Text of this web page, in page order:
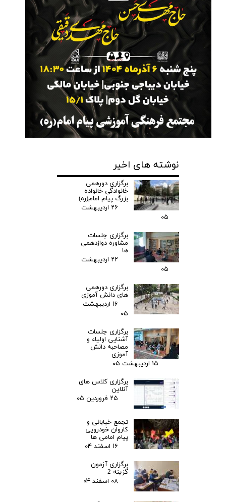
نوشته های اخیر
برگزاری دورهمی
خانوادگی خانواده
بزرگ پیام امام(ره)
۲۶ اردیبهشت
۰۵
برگزاری جلسات
مشاوره دوازدهمی
ها
۲۲ اردیبهشت
۰۵
برگزاری دورهمی
های دانش آموزی
۱۶ اردیبهشت
۰۵
برگزاری جلسات
آشنایی اولیاء و
مصاحبه دانش
آموزی
۱۵ اردیبهشت ۰۵
برگزاری کلاس های
آنلاین
۲۵ فروردین ۰۵
تجمع خیابانی و
کاروان خودرویی
پیام امامی ها
۱۶ اسفند ۰۴
برگزاری آزمون
گزینه 2
۰۸ اسفند ۰۴